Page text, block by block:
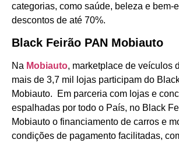
categorias, como saúde, beleza e bem-
descontos de até 70%.
Black Feirão PAN Mobiauto
Na Mobiauto, marketplace de veículos
mais de 3,7 mil lojas participam do
Mobiauto. Em parceria com lojas e
espalhadas por todo o País, no Black
Mobiauto o financiamento de carros e
condições de pagamento facilitadas,